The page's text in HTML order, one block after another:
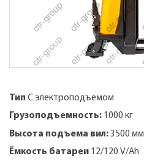
Тип С электроподъемом
Грузоподъемность: 1000 кг
Высота подъема вил:3500 мм
Ёмкость батареи 12/120 V/Ah